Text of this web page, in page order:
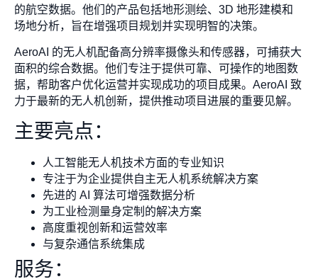
的航空数据。他们的产品包括地形测绘、3D 地形建模和
场地分析，旨在增强项目规划并实现明智的决策。
AeroAI 的无人机配备高分辨率摄像头和传感器，可捕获大
面积的综合数据。他们专注于提供可靠、可操作的地图数
据，帮助客户优化运营并实现成功的项目成果。AeroAI 致
力于最新的无人机创新，提供推动项目进展的重要见解。
主要亮点：
人工智能无人机技术方面的专业知识
专注于为企业提供自主无人机系统解决方案
先进的 AI 算法可增强数据分析
为工业检测量身定制的解决方案
高度重视创新和运营效率
与复杂通信系统集成
服务：